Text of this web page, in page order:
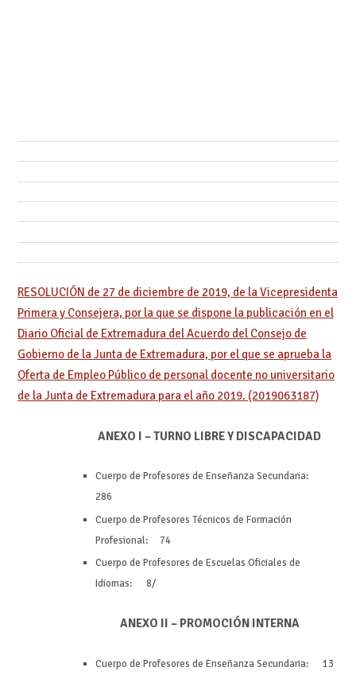
RESOLUCIÓN de 27 de diciembre de 2019, de la Vicepresidenta
Primera y Consejera, por la que se dispone la publicación en el
Diario Oficial de Extremadura del Acuerdo del Consejo de
Gobierno de la Junta de Extremadura, por el que se aprueba la
Oferta de Empleo Público de personal docente no universitario
de la Junta de Extremadura para el año 2019. (2019063187)
ANEXO I – TURNO LIBRE Y DISCAPACIDAD
Cuerpo de Profesores de Enseñanza Secundaria:
286
Cuerpo de Profesores Técnicos de Formación
Profesional: 74
Cuerpo de Profesores de Escuelas Oficiales de
Idiomas: 8/
ANEXO II – PROMOCIÓN INTERNA
Cuerpo de Profesores de Enseñanza Secundaria: 13